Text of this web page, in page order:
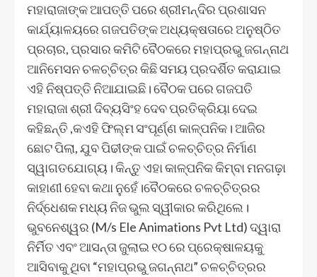
ମହାରାଜାଙ୍କ ଆପତ୍ତି ପରେ ଶ୍ରୀମନ୍ଦିର ପ୍ରଶାସନ
କାର୍ଯ୍ୟାଳୟରେ ଗଜପତିଙ୍କ ଅଧ୍ୟକ୍ଷତାରେ ଅନୁଷ୍ଠିତ
ପ୍ରଚାର, ପ୍ରସାର କମିଟି ବୈଠକରେ ମହାପ୍ରଭୁ ଜଗନ୍ନାଥ
ଆନିମେସନ ଚଳଚ୍ଚିତ୍ର କିଛି ସମୟ ପ୍ରଦର୍ଶିତ କରାଯାଇ
ଏହି ନିଷ୍ପତ୍ତି ନିଆଯାଇଛି। ବୈଠକ ପରେ ଗଜପତି
ମହାରାଜା ଶ୍ରୀ ଦିବ୍ୟସିଂହ ଦେବ ପ୍ରତିକ୍ରିୟା ଦେଇ
କହିଛନ୍ତି ,କଏହି ଫିଲ୍ମ ସଂପୂର୍ଣ୍ଣ କାଳ୍ପନିକ। ଆଜିର
ଛୋଟ ପିଲା, ଯୁବ ପିଢୀଙ୍କ ପାଇଁ ଚଳଚ୍ଚିତ୍ର ନିର୍ମାଣ
ସ୍ୱାଗତଯୋଗ୍ୟ। କିନ୍ତୁ ଏହା କାଳ୍ପନିକ କିମ୍ବା ମନଗଢ଼ା
କାହାଣୀ ହେବା କଥା ନୁହେଁ।ବୈଠକରେ ଚଳଚ୍ଚିତ୍ରର
ନିର୍ଦ୍ଧେଶକ ମଧ୍ୟ ନିଜ ଭୁଲ ସ୍ୱୀକାର କରିଥିଲେ।
ଭୁବନେଶ୍ୱର (M/s Ele Animations Pvt Ltd) ଦ୍ୱାରା
ନିର୍ମିତ ଏବଂ ଆସନ୍ତା ଜୁଲାଇ ୧୦ ରେ ପ୍ରେକ୍ଷାଳୟକୁ
ଆସିବାକୁ ଥିବା “ମହାପ୍ରଭୁ ଜଗନ୍ନାଥ” ଚଳଚ୍ଚିତ୍ରର